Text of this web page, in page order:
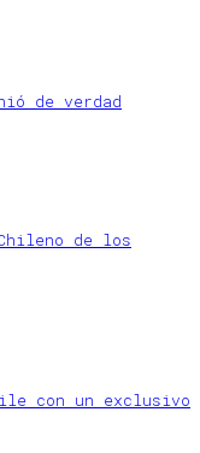
de verdad
de los
con un exclusivo